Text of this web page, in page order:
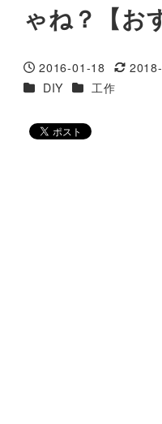
ゃね？【お
投稿日
2016-01-18
更新日
カテゴリー
DIY カテゴリー
工作